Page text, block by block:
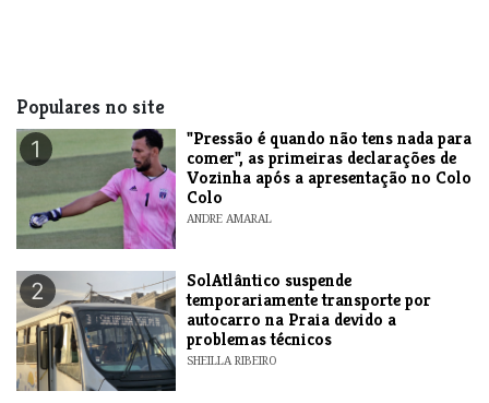
Populares no site
1
"Pressão é quando não tens nada para
comer", as primeiras declarações de
Vozinha após a apresentação no Colo
Colo
ANDRE AMARAL
2
SolAtlântico suspende
temporariamente transporte por
autocarro na Praia devido a
problemas técnicos
SHEILLA RIBEIRO